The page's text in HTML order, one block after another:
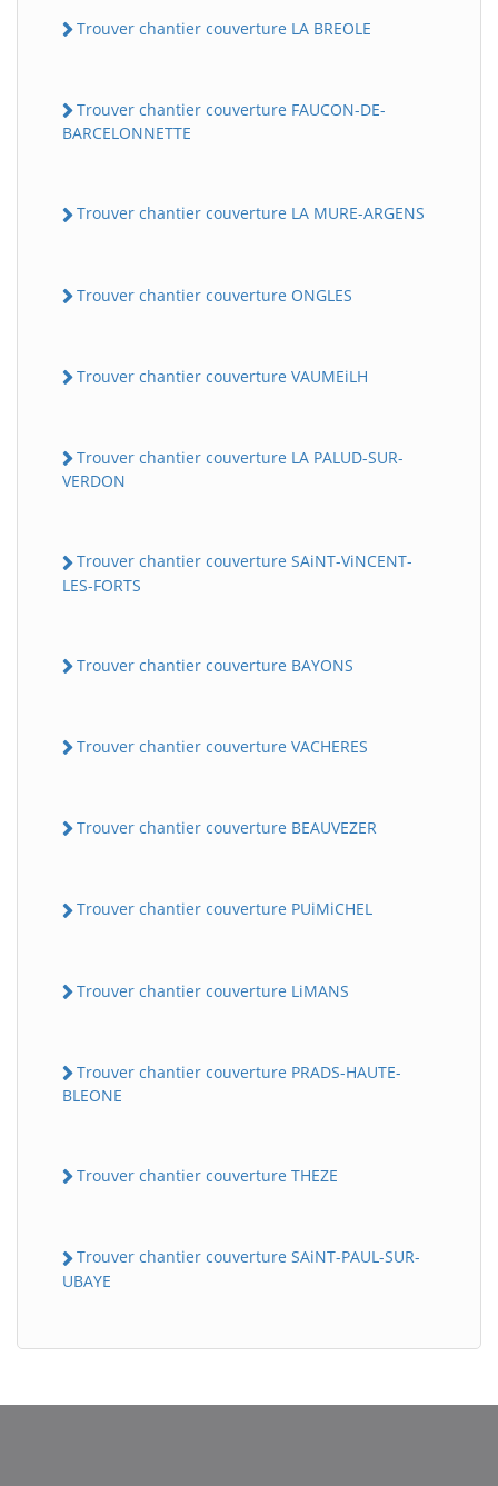
Trouver chantier couverture LA BREOLE
Trouver chantier couverture FAUCON-DE-
BARCELONNETTE
Trouver chantier couverture LA MURE-ARGENS
Trouver chantier couverture ONGLES
Trouver chantier couverture VAUMEiLH
Trouver chantier couverture LA PALUD-SUR-
VERDON
Trouver chantier couverture SAiNT-ViNCENT-
LES-FORTS
Trouver chantier couverture BAYONS
Trouver chantier couverture VACHERES
Trouver chantier couverture BEAUVEZER
Trouver chantier couverture PUiMiCHEL
Trouver chantier couverture LiMANS
Trouver chantier couverture PRADS-HAUTE-
BLEONE
Trouver chantier couverture THEZE
Trouver chantier couverture SAiNT-PAUL-SUR-
UBAYE
B BatiWebPro
Assistant en ligne